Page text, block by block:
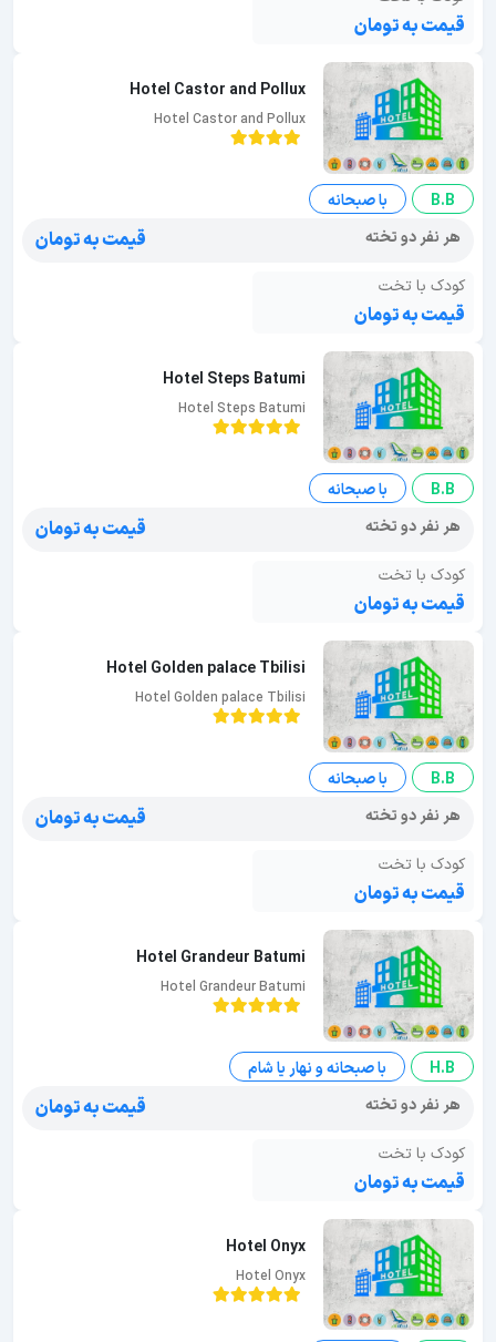
قیمت به تومان
Hotel Castor and Pollux
Hotel Castor and Pollux
B.B
با صبحانه
هر نفر دو تخته
قیمت به تومان
کودک با تخت
قیمت به تومان
Hotel Steps Batumi
Hotel Steps Batumi
B.B
با صبحانه
هر نفر دو تخته
قیمت به تومان
کودک با تخت
قیمت به تومان
Hotel Golden palace Tbilisi
Hotel Golden palace Tbilisi
B.B
با صبحانه
هر نفر دو تخته
قیمت به تومان
کودک با تخت
قیمت به تومان
Hotel Grandeur Batumi
Hotel Grandeur Batumi
H.B
با صبحانه و نهار یا شام
هر نفر دو تخته
قیمت به تومان
کودک با تخت
قیمت به تومان
Hotel Onyx
Hotel Onyx